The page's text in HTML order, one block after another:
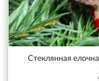
Стеклянная